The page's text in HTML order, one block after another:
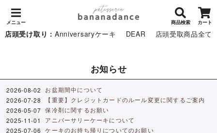
メニュー 商品検索 カート
店頭受け取り： Anniversaryケーキ DEAR 店頭受取商品全て
お知らせ
2026-08-02
お盆期間中について
2026-07-28
【重要】クレジットカードのルール変更に関するご案内
2026-05-07 保冷剤に関するお願い
2025-11-01
アニバーサリーケーキについて
2025-07-06
ケーキのお持ち帰りについてのお願い